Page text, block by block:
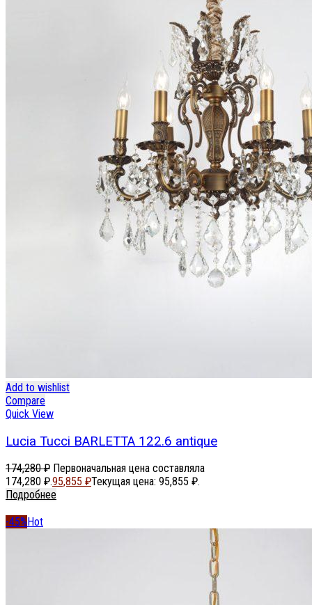
Add to wishlist
Compare
Quick View
Lucia Tucci BARLETTA 122.6 antique
174,280₽ Первоначальная цена составляла
174,280 ₽.95,855 ₽Текущая цена: 95,855 ₽.
Подробнее
-45% Hot